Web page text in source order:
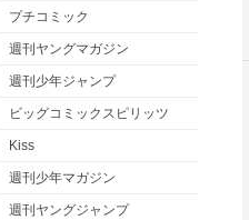
プチコミック
週刊ヤングマガジン
週刊少年ジャンプ
ビッグコミックスピリッツ
Kiss
週刊少年マガジン
週刊ヤングジャンプ